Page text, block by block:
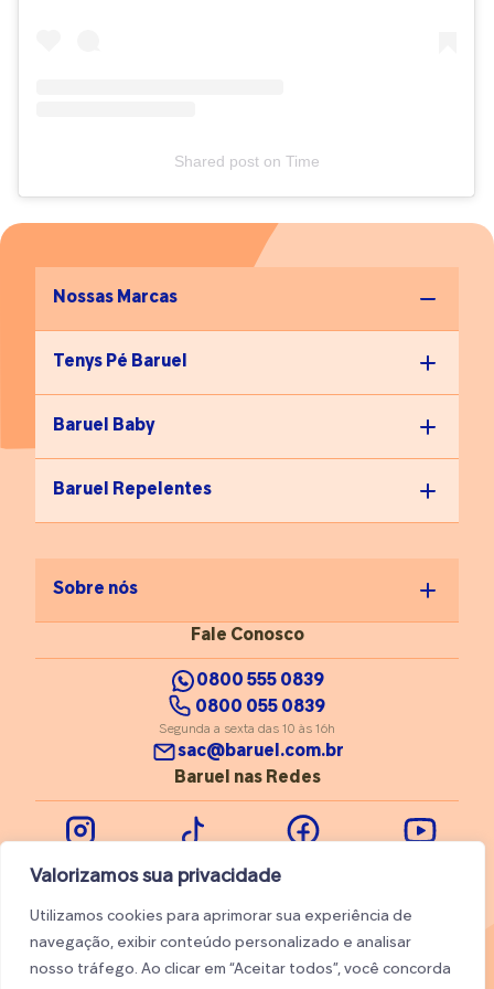
Valorizamos sua privacidade
Utilizamos cookies para aprimorar sua experiência de
navegação, exibir conteúdo personalizado e analisar
nosso tráfego. Ao clicar em “Aceitar todos”, você concorda
Shared poston Time
Nossas Marcas
Tenys Pé Baruel
Baruel Baby
Baruel Repelentes
Sobre nós
Fale Conosco
0800 555 0839
0800 055 0839
Segunda a sexta das 10 às 16h
sac@baruel.com.br
Baruel nas Redes